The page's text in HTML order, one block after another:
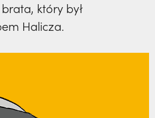
który był
Halicza.